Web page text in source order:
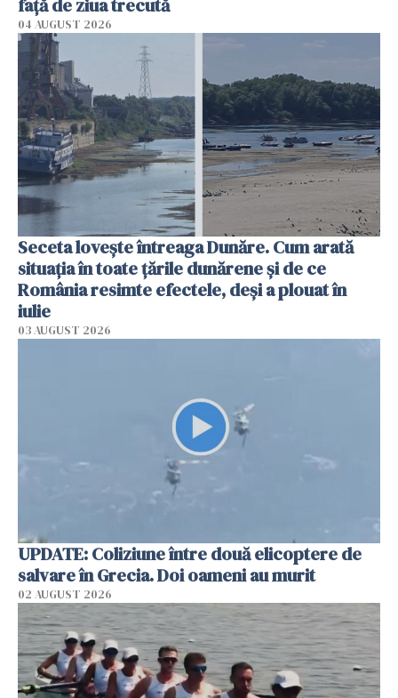
04 AUGUST 2026
Seceta lovește întreaga Dunăre. Cum arată
situația în toate țările dunărene și de ce
România resimte efectele, deși a plouat în
iulie
03 AUGUST 2026
UPDATE: Coliziune între două elicoptere de
salvare în Grecia. Doi oameni au murit
02 AUGUST 2026